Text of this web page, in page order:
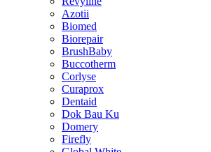
Azotii
Biomed
Biorepair
BrushBaby
Buccotherm
Corlyse
Curaprox
Dentaid
Dok Bau Ku
Domery
Firefly